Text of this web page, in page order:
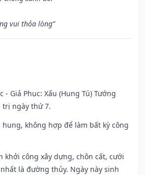
vui thỏa lòng”
- Giả Phục: Xấu (Hung Tú) Tướng
trị ngày thứ 7.
hung, không hợp để làm bất kỳ công
khởi công xây dựng, chôn cất, cưới
là đường thủy. Ngày này sinh